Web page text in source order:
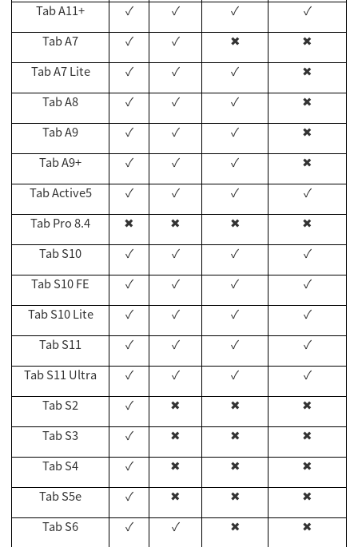
Tab A11+
✓ ✓ ✓
✓
Tab A7
✓ ✓ ✖
✖
Tab A7 Lite
✓ ✓ ✓
✖
Tab A8
✓ ✓ ✓
✖
Tab A9
✓ ✓ ✓
✖
Tab A9+
✓ ✓ ✓
✖
Tab Active5
✓ ✓ ✓
✓
Tab Pro 8.4
✖ ✖ ✖
✖
Tab S10
✓ ✓ ✓
✓
Tab S10 FE
✓ ✓ ✓
✓
Tab S10 Lite
✓ ✓ ✓
✓
Tab S11
✓ ✓ ✓
✓
Tab S11 Ultra
✓ ✓ ✓
✓
Tab S2
✓ ✖ ✖
✖
Tab S3
✓ ✖ ✖
✖
Tab S4
✓ ✖ ✖
✖
Tab S5e
✓ ✖ ✖
✖
Tab S6
✓ ✓ ✖
✖